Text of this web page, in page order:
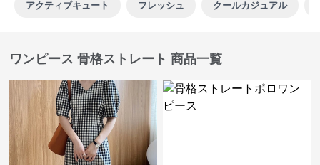
アクティブキュート フレッシュ クールカジュアル
ワンピース 骨格ストレート 商品一覧